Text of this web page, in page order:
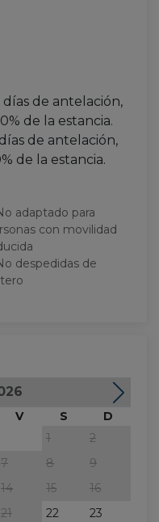
de antelación,
de la estancia.
de antelación,
de la estancia.
con movilidad
V S
D
1
2
7 8
9
14 15
16
21 22
23